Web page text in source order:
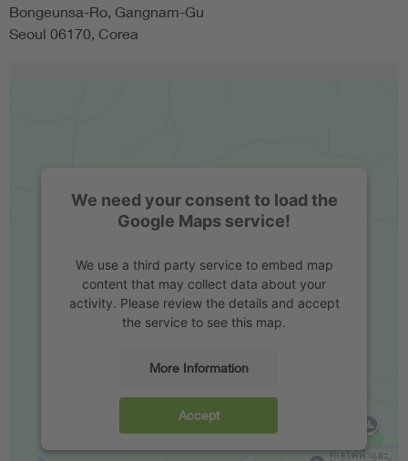
Bongeunsa-Ro, Gangnam-Gu
Seoul 06170, Corea
We need your consent to load the
Google Maps service!
We use a third party service to embed map
content that may collect data about your
activity. Please review the details and accept
the service to see this map.
More Information
Accept